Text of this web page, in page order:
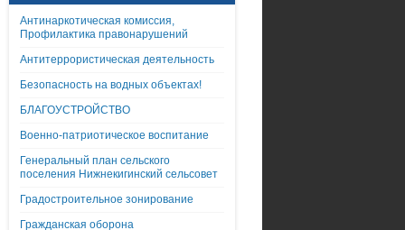
Антинаркотическая комиссия,
Профилактика правонарушений
Антитеррористическая деятельность
Безопасность на водных объектах!
БЛАГОУСТРОЙСТВО
Военно-патриотическое воспитание
Генеральный план сельского
поселения Нижнекигинский сельсовет
Градостроительное зонирование
Гражданская оборона